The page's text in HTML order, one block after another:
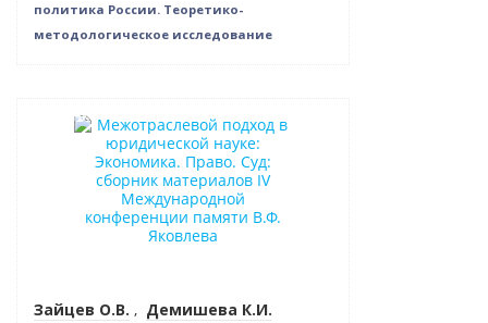
политика России. Теоретико-
методологическое исследование
Новинка
Зайцев О.В. , Демишева К.И.